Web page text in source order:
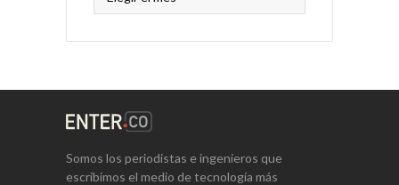
Somos los periodistas e ingenieros que
escribimos el medio de tecnología más